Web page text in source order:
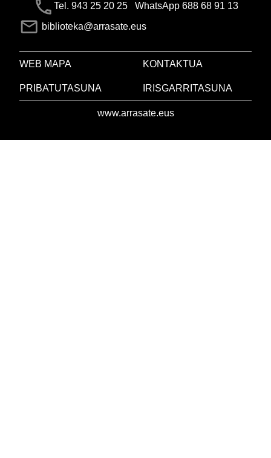
Tel. 943 25 20 25 WhatsApp 688 68 91 13
biblioteka@arrasate.eus
WEB MAPA KONTAKTUA
PRIBATUTASUNA IRISGARRITASUNA
www.arrasate.eus